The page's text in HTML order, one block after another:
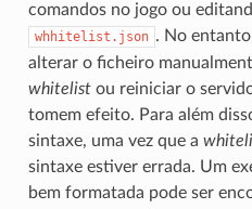
comandos no jogo ou
whhitelist.json . No
alterar o ficheiro
whitelistou reiniciar o
tomem efeito. Para além
sintaxe, uma vez que a
sintaxe estiver errada. Um
bem formatada pode ser